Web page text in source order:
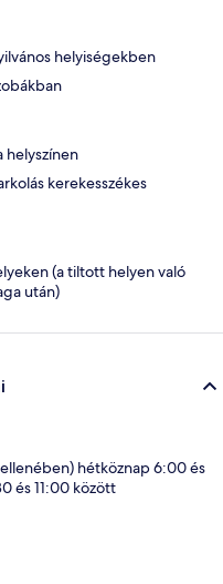
helyiségekben
helyszínen
kerekesszékes
(a tiltott helyen való
után)
hétköznap 6:00 és
és 11:00 között